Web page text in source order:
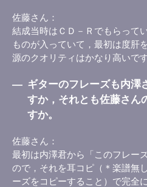
佐藤さん
結成当時はＣＤ－Ｒでもらって
ものが入っていて，最初は度肝
源のクオリティはかなり高いです
― ギターのフレーズも内澤
すか，それとも佐藤さん
すか。
佐藤さん
最初は内澤君から「このフレー
ので，それを耳コピ（＊楽譜無
ーズをコピーすること）で完全